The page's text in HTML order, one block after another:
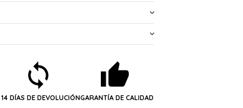
14 DÍAS DE DEVOLUCIÓNGARANTÍA DE CALIDAD